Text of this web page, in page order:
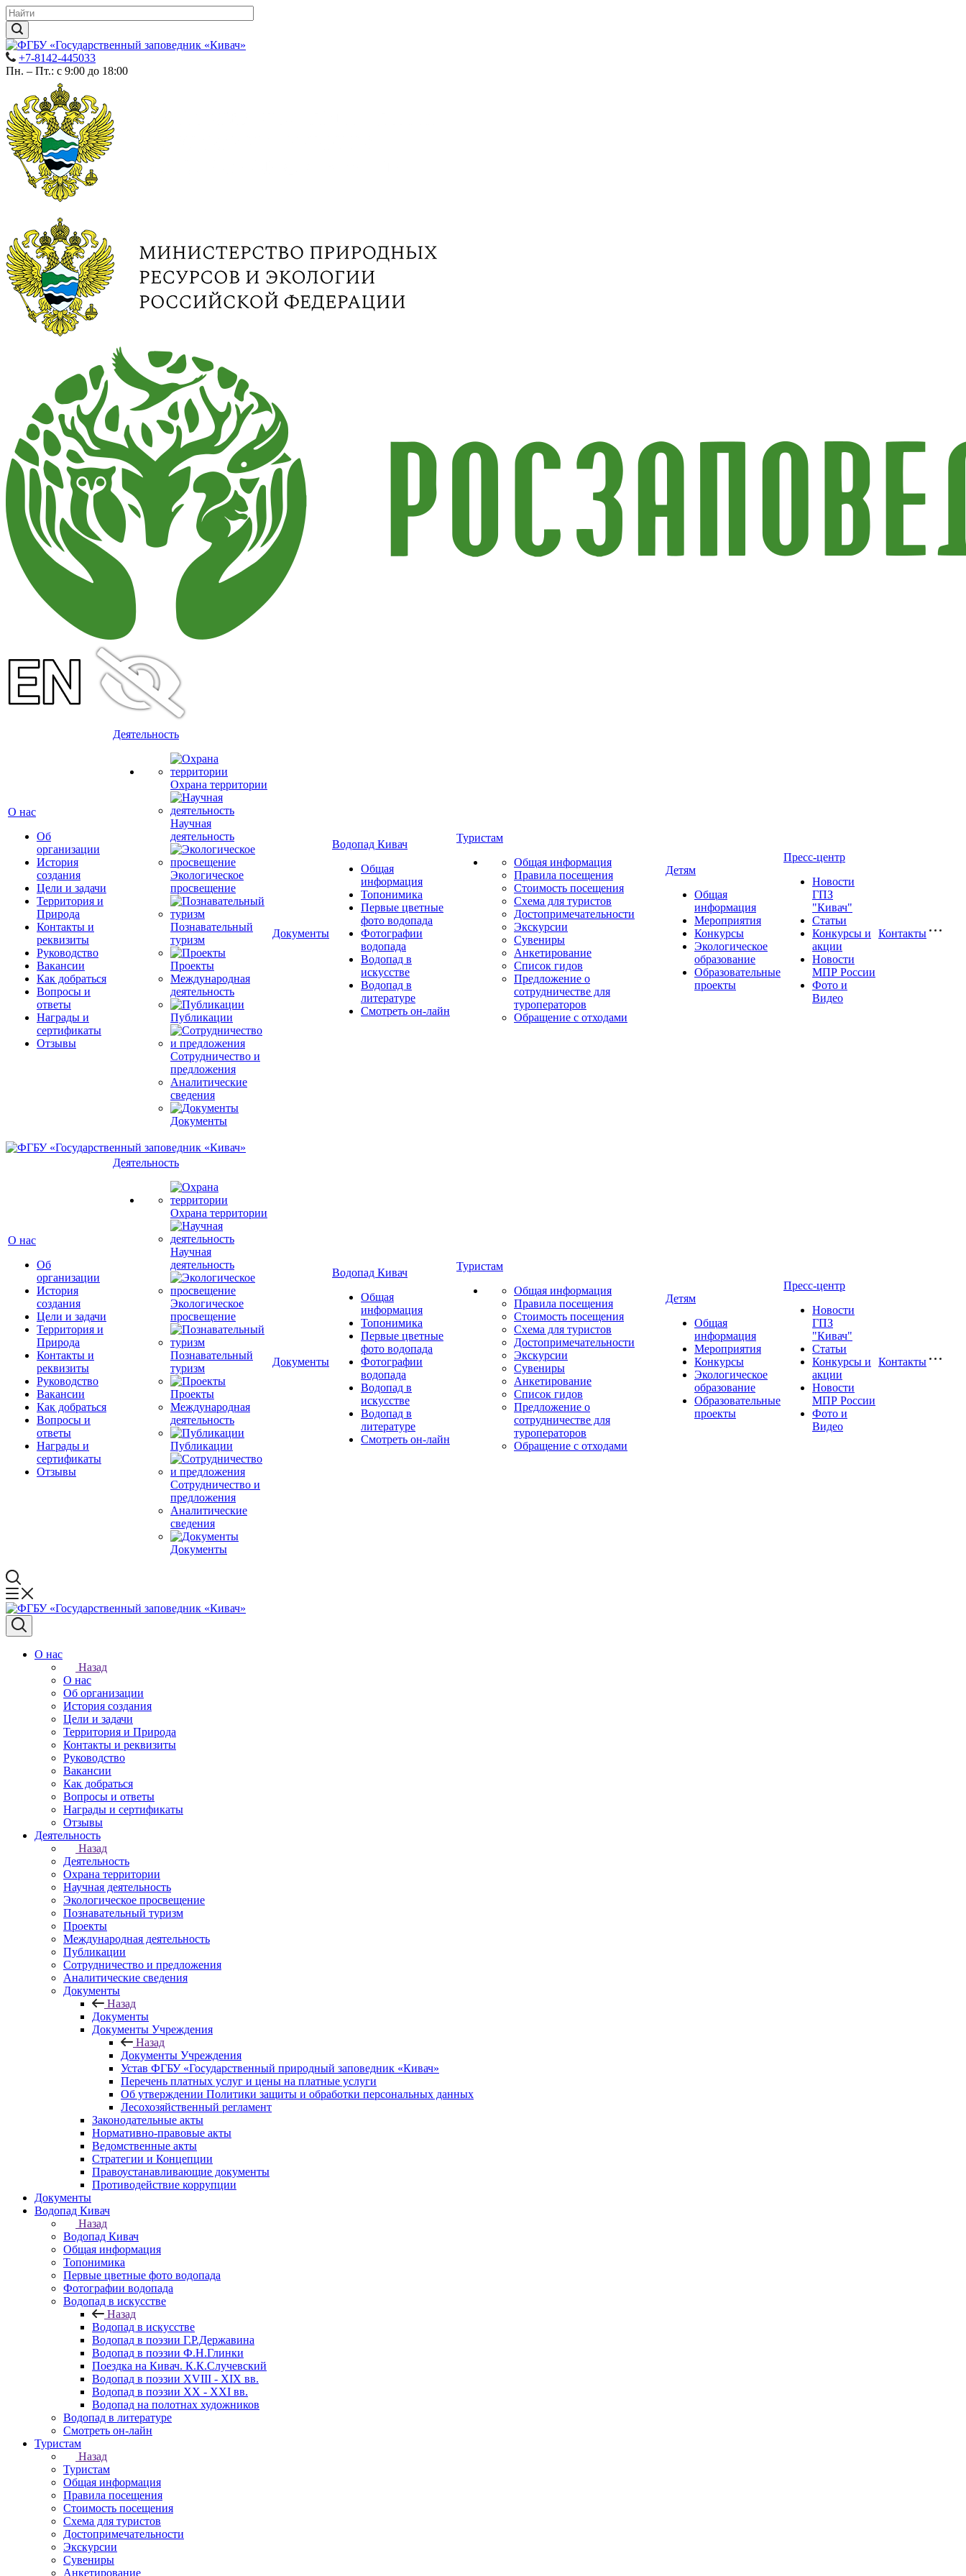
+7-8142-445033
Пн. – Пт.: с 9:00 до 18:00
О нас
Об
организации
История
создания
Цели и задачи
Территория и
Природа
Контакты и
реквизиты
Руководство
Вакансии
Как добраться
Вопросы и
ответы
Награды и
сертификаты
Отзывы
Деятельность
Охрана территории
Научная
деятельность
Экологическое
просвещение
Познавательный
туризм
Проекты
Международная
деятельность
Публикации
Сотрудничество и
предложения
Аналитические
сведения
Документы
Документы
Водопад Кивач
Общая
информация
Топонимика
Первые цветные
фото водопада
Фотографии
водопада
Водопад в
искусстве
Водопад в
литературе
Смотреть он-лайн
Туристам
Общая информация
Правила посещения
Стоимость посещения
Схема для туристов
Достопримечательности
Экскурсии
Сувениры
Анкетирование
Список гидов
Предложение о
сотрудничестве для
туроператоров
Обращение с отходами
Детям
Общая
информация
Мероприятия
Конкурсы
Экологическое
образование
Образовательные
проекты
Пресс-центр
Новости
ГПЗ
"Кивач"
Статьи
Конкурсы и
акции
Новости
МПР России
Фото и
Видео
Контакты
О нас
Об
организации
История
создания
Цели и задачи
Территория и
Природа
Контакты и
реквизиты
Руководство
Вакансии
Как добраться
Вопросы и
ответы
Награды и
сертификаты
Отзывы
Деятельность
Охрана территории
Научная
деятельность
Экологическое
просвещение
Познавательный
туризм
Проекты
Международная
деятельность
Публикации
Сотрудничество и
предложения
Аналитические
сведения
Документы
Документы
Водопад Кивач
Общая
информация
Топонимика
Первые цветные
фото водопада
Фотографии
водопада
Водопад в
искусстве
Водопад в
литературе
Смотреть он-лайн
Туристам
Общая информация
Правила посещения
Стоимость посещения
Схема для туристов
Достопримечательности
Экскурсии
Сувениры
Анкетирование
Список гидов
Предложение о
сотрудничестве для
туроператоров
Обращение с отходами
Детям
Общая
информация
Мероприятия
Конкурсы
Экологическое
образование
Образовательные
проекты
Пресс-центр
Новости
ГПЗ
"Кивач"
Статьи
Конкурсы и
акции
Новости
МПР России
Фото и
Видео
Контакты
О нас
Назад
О нас
Об организации
История создания
Цели и задачи
Территория и Природа
Контакты и реквизиты
Руководство
Вакансии
Как добраться
Вопросы и ответы
Награды и сертификаты
Отзывы
Деятельность
Назад
Деятельность
Охрана территории
Научная деятельность
Экологическое просвещение
Познавательный туризм
Проекты
Международная деятельность
Публикации
Сотрудничество и предложения
Аналитические сведения
Документы
Назад
Документы
Документы Учреждения
Назад
Документы Учреждения
Устав ФГБУ «Государственный природный заповедник «Кивач»
Перечень платных услуг и цены на платные услуги
Об утверждении Политики защиты и обработки персональных данных
Лесохозяйственный регламент
Законодательные акты
Нормативно-правовые акты
Ведомственные акты
Стратегии и Концепции
Правоустанавливающие документы
Противодействие коррупции
Документы
Водопад Кивач
Назад
Водопад Кивач
Общая информация
Топонимика
Первые цветные фото водопада
Фотографии водопада
Водопад в искусстве
Назад
Водопад в искусстве
Водопад в поэзии Г.Р.Державина
Водопад в поэзии Ф.Н.Глинки
Поездка на Кивач. К.К.Случевский
Водопад в поэзии XVIII - XIX вв.
Водопад в поэзии XX - XXI вв.
Водопад на полотнах художников
Водопад в литературе
Смотреть он-лайн
Туристам
Назад
Туристам
Общая информация
Правила посещения
Стоимость посещения
Схема для туристов
Достопримечательности
Экскурсии
Сувениры
Анкетирование